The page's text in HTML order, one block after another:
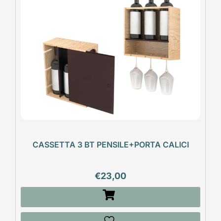
CASSETTA 3 BT PENSILE+PORTA CALICI
€23,00